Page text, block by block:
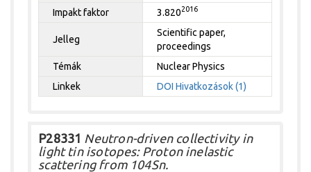
Impakt faktor
3.8202016
Jelleg
Scientific paper,
proceedings
Témák
Nuclear Physics
Linkek
DOI Hivatkozások (1)
P28331 Neutron-driven collectivity in
light tin isotopes: Proton inelastic
scattering from 104Sn.